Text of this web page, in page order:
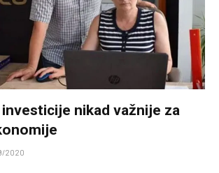
nikad važnije za
2020